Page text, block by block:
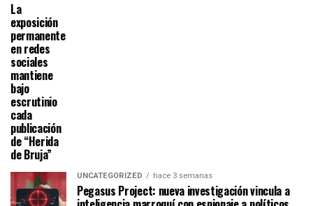
La
exposición
permanente
en redes
sociales
mantiene
bajo
escrutinio
cada
publicación
de “Herida
de Bruja”
UNCATEGORIZED hace 3 semanas
Pegasus Project: nueva investigación vincula a